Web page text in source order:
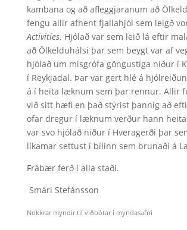
kambana og að afleggjaranum að
fengu allir afhent fjallahjól sem leigð
Activities. Hjólað var sem leið lá eftir
að Ölkelduhálsi þar sem beygt var af
hjólað um misgrófa göngustíga niður í
í Reykjadal. Þar var gert hlé á
á í heita læknum sem þar rennur. Allir
við sitt hæfi en það stýrist þannig að
ofar dregur í læknum verður hann
var svo hjólað niður í Hveragerði þar
líkamar settust í bílinn sem brunaði á
Frábær ferð í alla staði.
Smári Stefánsson
Nokkrar myndir til viðbótar í myndasafni